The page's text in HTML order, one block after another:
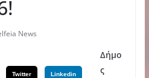
News
Twitter Linkedin
Δήμο
ς